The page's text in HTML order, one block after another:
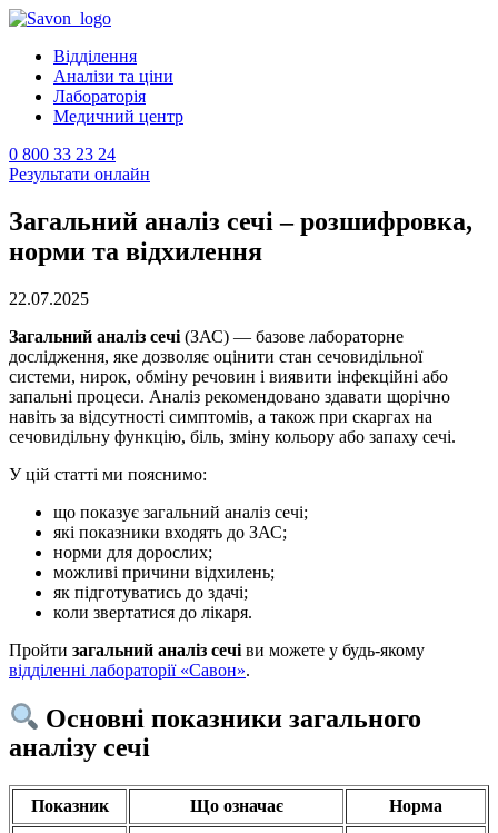
Відділення
Аналізи та ціни
Лабораторія
Медичний центр
0 800 33 23 24
Результати онлайн
Загальний аналіз сечі – розшифровка,
норми та відхилення
22.07.2025
Загальний аналіз сечі (ЗАС) — базове лабораторне
дослідження, яке дозволяє оцінити стан сечовидільної
системи, нирок, обміну речовин і виявити інфекційні або
запальні процеси. Аналіз рекомендовано здавати щорічно
навіть за відсутності симптомів, а також при скаргах на
сечовидільну функцію, біль, зміну кольору або запаху сечі.
У цій статті ми пояснимо:
що показує загальний аналіз сечі;
які показники входять до ЗАС;
норми для дорослих;
можливі причини відхилень;
як підготуватись до здачі;
коли звертатися до лікаря.
Пройти загальний аналіз сечі ви можете у будь-якому
відділенні лабораторії «Савон».
Основні показники загального
аналізу сечі
Показник Що означає Норма